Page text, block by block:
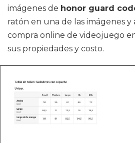
imágenes de honor guard
ratón en una de las imágenes y
compra online de videojuego
sus propiedades y costo.